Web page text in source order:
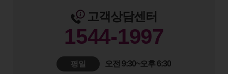
고객상담센터
1544-1997
평일 오전 9:30~오후 6:30